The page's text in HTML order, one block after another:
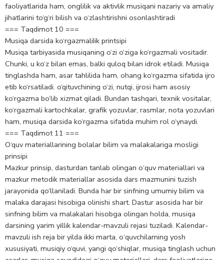
faoliyatlarida ham, onglilik va aktivlik musiqani nazariy va amaliy
jihatlarini to‘g‘ri bilish va o‘zlashtirishni osonlashtiradi
=== Taqdimot 10 ===
Musiqa darsida ko‘rgazmaliIik printsipi
Musiqa tarbiyasida musiqaning o‘zi o‘ziga ko‘rgazmali vositadir.
Chunki, u ko‘z bilan emas, balki quloq bilan idrok etiladi. Musiqa
tinglashda ham, asar tahlilida ham, ohang ko‘rgazma sifatida ijro
etib ko‘rsatiladi. o‘qituvchining o‘zi, nutqi, ijrosi ham asosiy
ko‘rgazma bo‘lib xizmat qiladi. Bundan tashqari, texnik vositalar,
ko‘rgazmali kartochkalar, grafik yozuvlar, rasmlar, nota yozuvlari
ham, musiqa darsida ko‘rgazma sifatida muhim rol o‘ynaydi.
=== Taqdimot 11 ===
O‘quv materiallarining bolalar bilim va malakalariga mosligi
prinsipi
Mazkur prinsip, dasturdan tanlab olingan о‘quv materiallari va
mazkur metodik materiallar asosida dars mazmunini tuzish
jarayonida qo‘llaniladi. Bunda har bir sinfning umumiy bilim va
malaka darajasi hisobiga olinishi shart. Dastur asosida har bir
sinfning bilim va malakalari hisobga olingan holda, musiqa
darsining yarim yillik kalendar-mavzuli rejasi tuziladi. Kalendar-
mavzuli ish reja bir yilda ikki marta, о‘quvchilarning yosh
xususiyati, musiqiy o‘quvi, yangi qo‘shiqlar, musiqa tinglash uchun